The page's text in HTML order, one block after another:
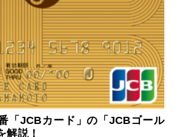
「JCBカード」の「JCBゴール
解説！